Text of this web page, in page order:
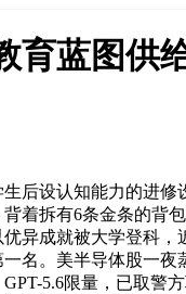
育蓝图供
设认知能力的进修
着拆有6条金条的背
优异成就被大学登科
名。美半导体股一
5.6限量，已取警